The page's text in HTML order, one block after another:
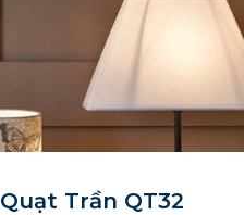
Quạt Trần QT32